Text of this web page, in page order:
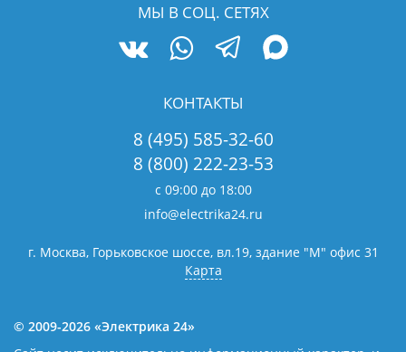
МЫ В СОЦ. СЕТЯХ
КОНТАКТЫ
8 (495) 585-32-60
8 (800) 222-23-53
с 09:00 до 18:00
info@electrika24.ru
г. Москва, Горьковское шоссе, вл.19, здание "М" офис 31
Карта
© 2009-2026 «Электрика 24»